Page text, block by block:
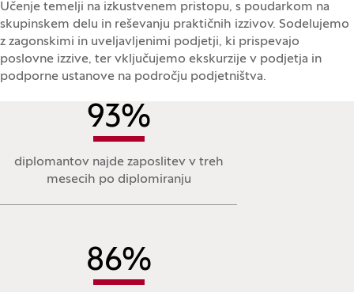
Učenje temelji na izkustvenem pristopu, s poudarkom na
skupinskem delu in reševanju praktičnih izzivov. Sodelujemo
z zagonskimi in uveljavljenimi podjetji, ki prispevajo
poslovne izzive, ter vključujemo ekskurzije v podjetja in
podporne ustanove na področju podjetništva.
93%
diplomantov najde zaposlitev v treh
mesecih po diplomiranju
86%